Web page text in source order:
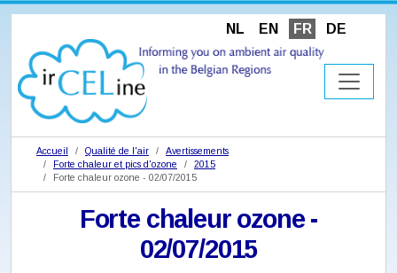
NL EN FR DE
Accueil Qualité de l'air
Avertissements
Forte chaleur et pics d'ozone
2015
Forte chaleur ozone - 02/07/2015
Forte chaleur ozone -
02/07/2015